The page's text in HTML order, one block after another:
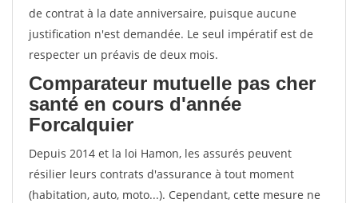
de contrat à la date anniversaire, puisque aucune
justification n'est demandée. Le seul impératif est de
respecter un préavis de deux mois.
Comparateur mutuelle pas cher
santé en cours d'année
Forcalquier
Depuis 2014 et la loi Hamon, les assurés peuvent
résilier leurs contrats d'assurance à tout moment
(habitation, auto, moto...). Cependant, cette mesure ne